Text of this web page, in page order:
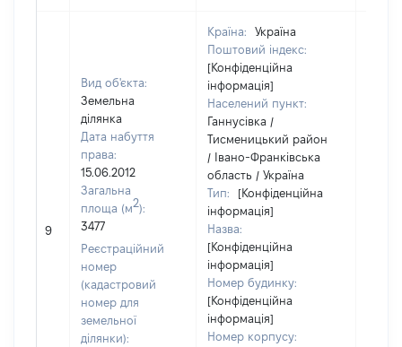
9
Вид об'єкта:
Земельна
ділянка
Дата набуття
права:
15.06.2012
Загальна
площа (м2):
3477
Реєстраційний
номер
(кадастровий
номер для
земельної
ділянки):
Країна:
Україна
Поштовий індекс:
[Конфіденційна
інформація]
Населений пункт:
Ганнусівка /
Тисменицький район
/ Івано-Франківська
область / Україна
Тип:
[Конфіденційна
інформація]
Назва:
[Конфіденційна
інформація]
Номер будинку:
[Конфіденційна
інформація]
Номер корпусу: